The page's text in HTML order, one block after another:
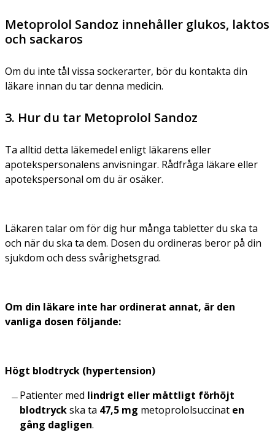
Metoprolol Sandoz innehåller glukos, laktos
och sackaros
Om du inte tål vissa sockerarter, bör du kontakta din
läkare innan du tar denna medicin.
3. Hur du tar Metoprolol Sandoz
Ta alltid detta läkemedel enligt läkarens eller
apotekspersonalens anvisningar. Rådfråga läkare eller
apotekspersonal om du är osäker.
Läkaren talar om för dig hur många tabletter du ska ta
och när du ska ta dem. Dosen du ordineras beror på din
sjukdom och dess svårighetsgrad.
Om din läkare inte har ordinerat annat, är den
vanliga dosen följande:
Högt blodtryck (hypertension)
Patienter med lindrigt eller måttligt förhöjt
blodtryckska ta 47,5 mg metoprololsuccinat en
gång dagligen.